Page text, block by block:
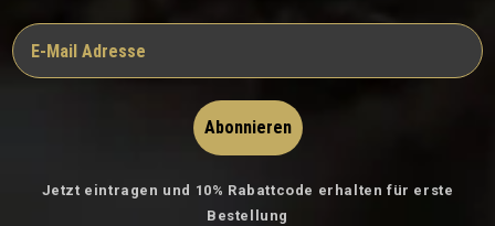
Abonnieren
Jetzt eintragen und 10% Rabattcode erhalten für erste
Bestellung